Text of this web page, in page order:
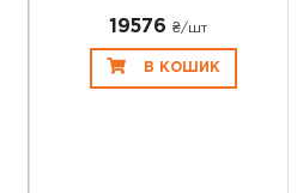
19576 ₴/шт
В КОШИК